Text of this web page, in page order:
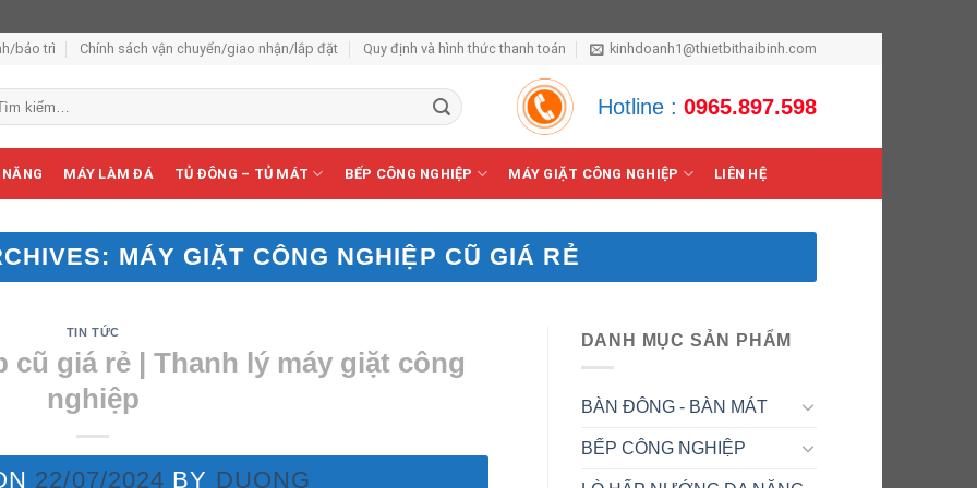
bảo trì Chính sách vận chuyển/giao nhận/lắp đặt Quy định và hình thức thanh toán kinhdoanh1@thietbithaibinh.com
Hotline : 0965.897.598
MÁY LÀM ĐÁ TỦ ĐÔNG – TỦ MÁT BẾP CÔNG NGHIỆP MÁY GIẶT CÔNG NGHIỆP LIÊN HỆ
MÁY GIẶT CÔNG NGHIỆP CŨ GIÁ RẺ
TIN TỨC
cũ giá rẻ | Thanh lý máy giặt công
nghiệp
22/07/2024 BY DUONG
DANH MỤC SẢN PHẨM
BÀN ĐÔNG - BÀN MÁT
BẾP CÔNG NGHIỆP